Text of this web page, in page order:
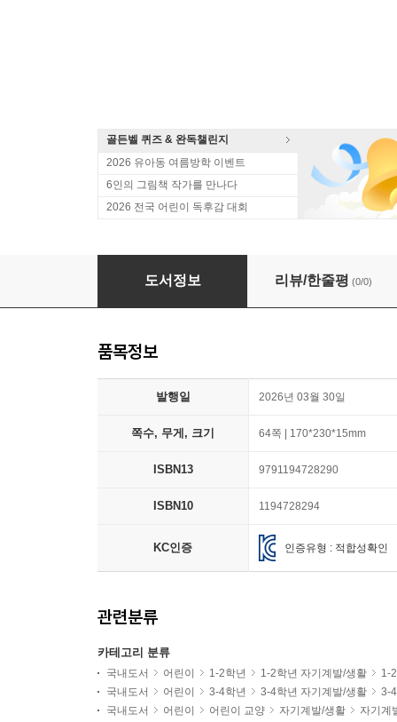
골든벨 퀴즈 & 완독챌린지
2026 유아동 여름방학 이벤트
6인의 그림책 작가를 만나다
2026 전국 어린이 독후감 대회
어린이를 위한 고전 가치 사전 : 智 (지) 따라 쓰기
도서정보 리뷰/한줄평 (0/0)
품목정보
발행일 2026년 03월 30일
쪽수, 무게, 크기 64쪽 | 170*230*15mm
ISBN13 9791194728290
ISBN10 1194728294
KC인증 인증유형 : 적합성확인
관련분류
카테고리 분류
국내도서 어린이 1-2학년 1-2학년 자기계발/생활
1-
국내도서
어린이 3-4학년 3-4학년 자기계발/생활
3-
국내도서
어린이 어린이 교양 자기계발/생활 자기계